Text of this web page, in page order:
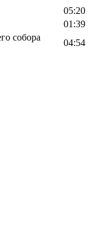
05:20
01:39
собора
04:54